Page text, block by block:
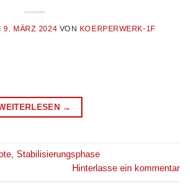
9. MÄRZ 2024 VON KOERPERWERK-1F
→
, Stabilisierungsphase
Hinterlasse ein kommentar